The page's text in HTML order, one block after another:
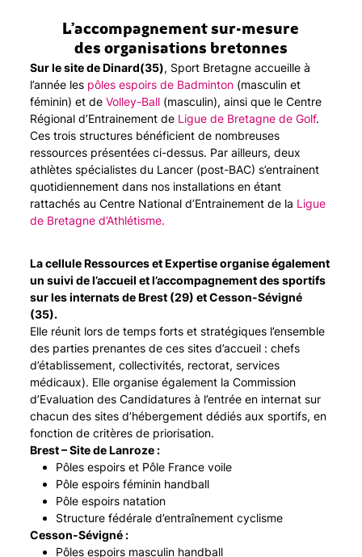
L’accompagnement sur-mesure
des organisations bretonnes
Sur le site de Dinard(35), Sport Bretagne accueille à
l’année les pôles espoirs de Badminton (masculin et
féminin) et deVolley-Ball (masculin), ainsi que le Centre
Régional d’Entrainement de Ligue de Bretagne de Golf.
Ces trois structures bénéficient de nombreuses
ressources présentées ci-dessus. Par ailleurs, deux
athlètes spécialistes du Lancer (post-BAC) s’entrainent
quotidiennement dans nos installations en étant
rattachés au Centre National d’Entrainement de la Ligue
de Bretagne d’Athlétisme.
La cellule Ressources et Expertise organise également
un suivi de l’accueil et l’accompagnement des sportifs
sur les internats de Brest (29) et Cesson-Sévigné
(35).
Elle réunit lors de temps forts et stratégiques l’ensemble
des parties prenantes de ces sites d’accueil : chefs
d’établissement, collectivités, rectorat, services
médicaux). Elle organise également la Commission
d’Evaluation des Candidatures à l’entrée en internat sur
chacun des sites d’hébergement dédiés aux sportifs, en
fonction de critères de priorisation.
Brest – Site de Lanroze :
Pôles espoirs et Pôle France voile
Pôle espoirs féminin handball
Pôle espoirs natation
Structure fédérale d’entraînement cyclisme
Cesson-Sévigné :
Pôles espoirs masculin handball